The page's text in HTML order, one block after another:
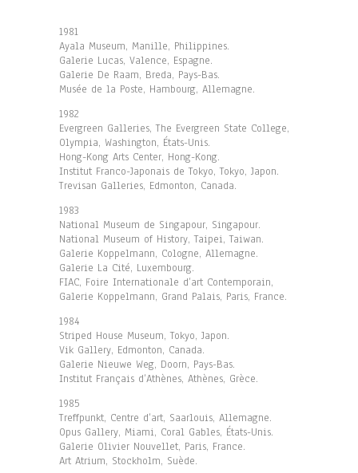
1981
Ayala Museum, Manille, Philippines.
Galerie Lucas, Valence, Espagne.
Galerie De Raam, Breda, Pays-Bas.
Musée de la Poste, Hambourg, Allemagne.
1982
Evergreen Galleries, The Evergreen State College,
Olympia, Washington, États-Unis.
Hong-Kong Arts Center, Hong-Kong.
Institut Franco-Japonais de Tokyo, Tokyo, Japon.
Trevisan Galleries, Edmonton, Canada.
1983
National Museum de Singapour, Singapour.
National Museum of History, Taipei, Taiwan.
Galerie Koppelmann, Cologne, Allemagne.
Galerie La Cité, Luxembourg.
FIAC, Foire Internationale d’art Contemporain,
Galerie Koppelmann, Grand Palais, Paris, France.
1984
Striped House Museum, Tokyo, Japon.
Vik Gallery, Edmonton, Canada.
Galerie Nieuwe Weg, Doorn, Pays-Bas.
Institut Français d’Athènes, Athènes, Grèce.
1985
Treffpunkt, Centre d’art, Saarlouis, Allemagne.
Opus Gallery, Miami, Coral Gables, États-Unis.
Galerie Olivier Nouvellet, Paris, France.
Art Atrium, Stockholm, Suède.